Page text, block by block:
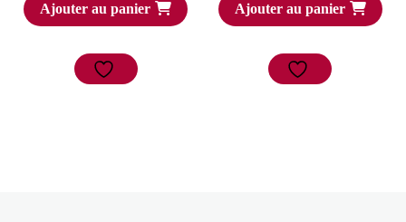
Ajouter au panier Ajouter au panier